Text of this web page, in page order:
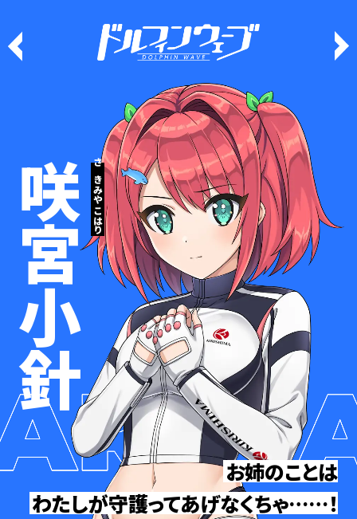
さきみや こはり
咲宮小針
お姉のことは
わたしが守護ってあげなくちゃ……！